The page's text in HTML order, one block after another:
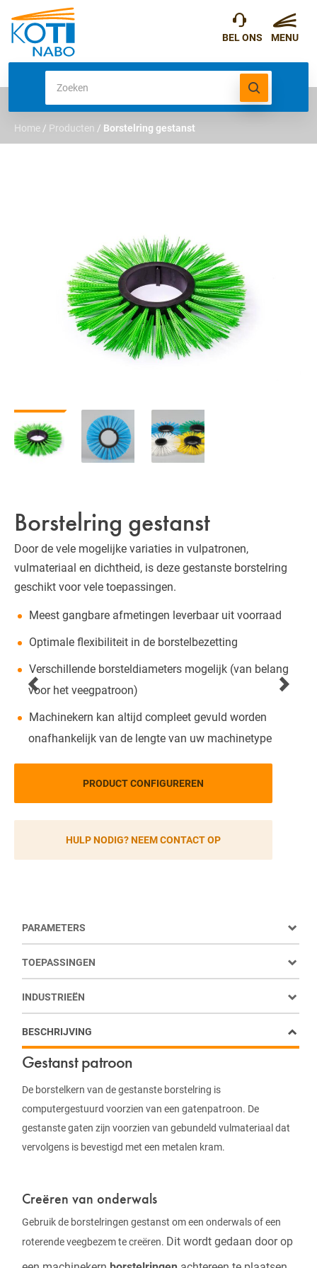
Home / Producten / Borstelring gestanst
Borstelring gestanst
Door de vele mogelijke variaties in vulpatronen,
vulmateriaal en dichtheid, is deze gestanste borstelring
geschikt voor vele toepassingen.
Meest gangbare afmetingen leverbaar uit voorraad
Optimale flexibiliteit in de borstelbezetting
Verschillende borsteldiameters mogelijk (van belang
voor het veegpatroon)
Machinekern kan altijd compleet gevuld worden
onafhankelijk van de lengte van uw machinetype
PRODUCT CONFIGUREREN
HULP NODIG? NEEM CONTACT OP
Gestanst patroon
De borstelkern van de gestanste borstelring is
computergestuurd voorzien van een gatenpatroon. De
gestanste gaten zijn voorzien van gebundeld vulmateriaal dat
vervolgens is bevestigd met een metalen kram.
Creëren van onderwals
Gebruik de borstelringen gestanst om een onderwals of een
roterende veegbezem te creëren. Dit wordt gedaan door op
BESCHRIJVING
PARAMETERS
TOEPASSINGEN
INDUSTRIEËN